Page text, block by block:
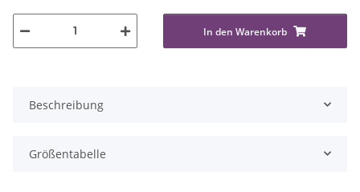
In den Warenkorb
Beschreibung
Größentabelle